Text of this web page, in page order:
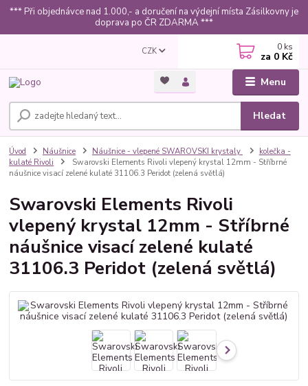
*** Při objednávce nad 1.000,- a doručení na výdejní místa Zásilkovny je
doprava po ČR ZDARMA ***
Menu
CZK
Hledat
0 ks
za 0 Kč
Úvod Náušnice Náušnice - vlepené SWAROVSKI krystaly
kolečka -
kulaté Rivoli
Swarovski Elements Rivoli vlepený krystal 12mm - Stříbrné
náušnice visací zelené kulaté 31106.3 Peridot (zelená světlá)
Swarovski Elements Rivoli
vlepený krystal 12mm - Stříbrné
náušnice visací zelené kulaté
31106.3 Peridot (zelená světlá)